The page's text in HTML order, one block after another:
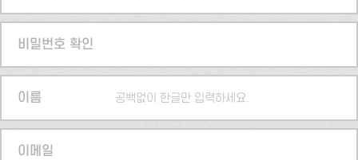
비밀번호 확인
이름 공백없이 한글만 입력하세요.
이메일